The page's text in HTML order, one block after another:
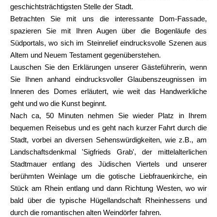
geschichtsträchtigsten Stelle der Stadt.
Betrachten Sie mit uns die interessante Dom-Fassade,
spazieren Sie mit Ihren Augen über die Bogenläufe des
Südportals, wo sich im Steinrelief eindrucksvolle Szenen aus
Altem und Neuem Testament gegenüberstehen.
Lauschen Sie den Erklärungen unserer Gästeführerin, wenn
Sie Ihnen anhand eindrucksvoller Glaubenszeugnissen im
Inneren des Domes erläutert, wie weit das Handwerkliche
geht und wo die Kunst beginnt.
Nach ca, 50 Minuten nehmen Sie wieder Platz in Ihrem
bequemen Reisebus und es geht nach kurzer Fahrt durch die
Stadt, vorbei an diversen Sehenswürdigkeiten, wie z.B., am
Landschaftsdenkmal 'Sigfrieds Grab', der mittelalterlichen
Stadtmauer entlang des Jüdischen Viertels und unserer
berühmten Weinlage um die gotische Liebfrauenkirche, ein
Stück am Rhein entlang und dann Richtung Westen, wo wir
bald über die typische Hügellandschaft Rheinhessens und
durch die romantischen alten Weindörfer fahren.